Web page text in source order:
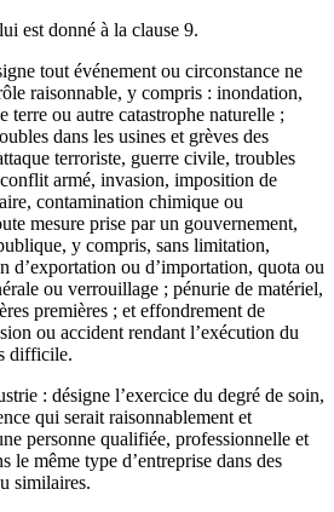
est donné à la clause 9.
tout événement ou circonstance ne
raisonnable, y compris : inondation,
terre ou autre catastrophe naturelle ;
dans les usines et grèves des
terroriste, guerre civile, troubles
armé, invasion, imposition de
contamination chimique ou
mesure prise par un gouvernement,
y compris, sans limitation,
d’exportation ou d’importation, quota ou
ou verrouillage ; pénurie de matériel,
premières ; et effondrement de
ou accident rendant l’exécution du
difficile.
: désigne l’exercice du degré de soin,
qui serait raisonnablement et
personne qualifiée, professionnelle et
le même type d’entreprise dans des
similaires.